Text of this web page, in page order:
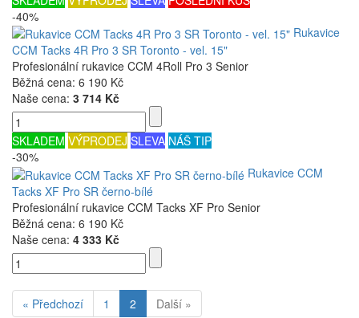
-40%
Rukavice
CCM Tacks 4R Pro 3 SR Toronto - vel. 15"
Profesionální rukavice CCM 4Roll Pro 3 Senior
Běžná cena: 6 190 Kč
Naše cena: 3 714 Kč
SKLADEM VÝPRODEJ SLEVA NÁŠ TIP
-30%
Rukavice CCM
Tacks XF Pro SR černo-bílé
Profesionální rukavice CCM Tacks XF Pro Senior
Běžná cena: 6 190 Kč
Naše cena: 4 333 Kč
« Předchozí 1 2 Další »